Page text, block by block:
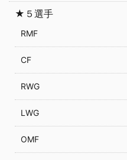
★５選手
RMF
CF
RWG
LWG
OMF